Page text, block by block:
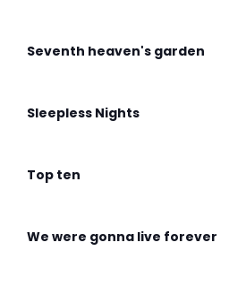
Seventh heaven's garden
Sleepless Nights
Top ten
We were gonna live forever